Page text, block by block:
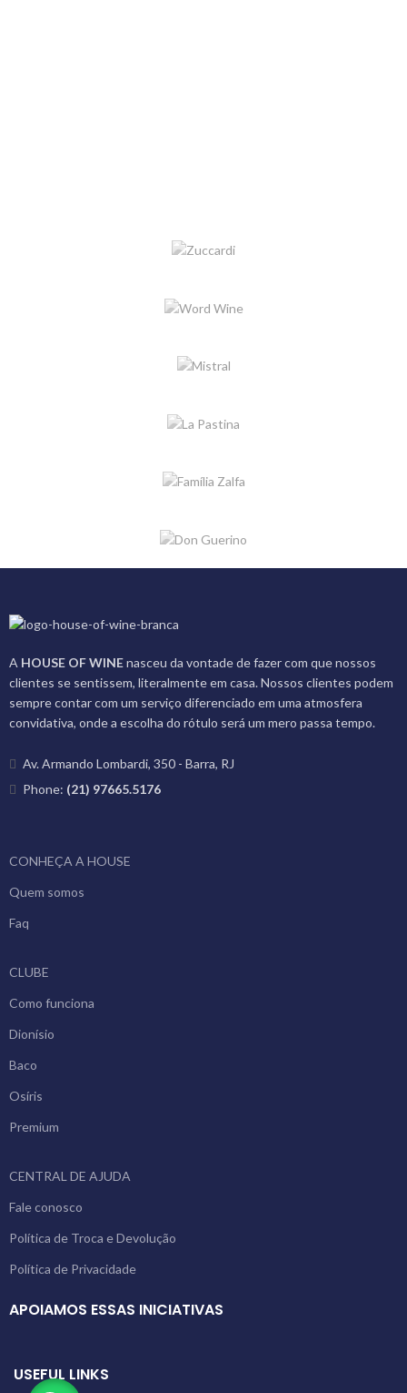
A HOUSE OF WINEnasceu da vontade de fazer com que nossos
clientes se sentissem, literalmente em casa. Nossos clientes podem
sempre contar com um serviço diferenciado em uma atmosfera
convidativa, onde a escolha do rótulo será um mero passa tempo.
Av. Armando Lombardi, 350 - Barra, RJ
Phone: (21) 97665.5176
CONHEÇA A HOUSE
Quem somos
Faq
CLUBE
Como funciona
Dionísio
Baco
Osíris
Premium
CENTRAL DE AJUDA
Fale conosco
Política de Troca e Devolução
Política de Privacidade
APOIAMOS ESSAS INICIATIVAS
USEFUL LINKS